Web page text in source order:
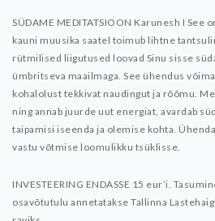
SÜDAME MEDITATSIOON Karunesh I See
kauni muusika saatel toimub lihtne
rütmilised liigutused loovad Sinu sisse
ümbritseva maailmaga. See ühendus
kohalolust tekkivat naudingut ja rõõmu.
ning annab juurde uut energiat, avardab
taipamisi iseenda ja olemise kohta.
vastu võtmise loomulikku tsüklisse.
INVESTEERING ENDASSE 15 eur’i.
osavõtutulu annetatakse Tallinna